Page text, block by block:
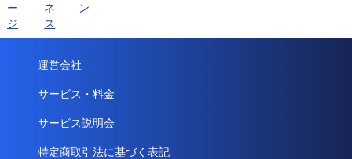
ー
ジ
ネ
ス
ン
運営会社
サービス・料金
サービス説明会
特定商取引法に基づく表記